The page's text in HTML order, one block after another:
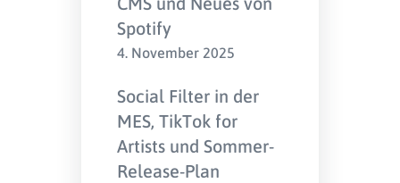
Spotify
4. November 2025
Social Filter in der
MES, TikTok for
Artists und Sommer-
Release-Plan